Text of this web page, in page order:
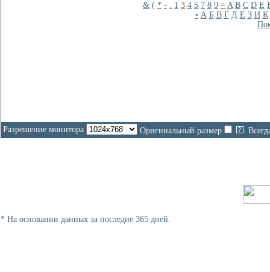
& ( * - . 1 3 4 5 7 8 9 = A B C D E
• А Б В Г Д Е З И К
Разрешение монитора Оригинальный размер
* На основании данных за последие 365 дней.